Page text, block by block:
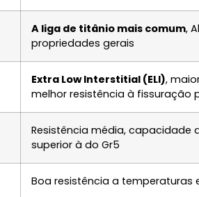
A liga de titânio mais comum,
propriedades gerais
Extra Low Interstitial (ELI),
melhor resistência à fissuração
Resistência média, capacidade
superior à do Gr5
Boa resistência a temperaturas